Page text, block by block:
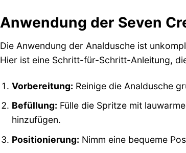
Anwendung der Seven
Die Anwendung der Analdusche ist
Hier ist eine Schritt-für-Schritt-Anleitung,
Vorbereitung: Reinige die Analdusche
Befüllung: Fülle die Spritze mit
hinzufügen.
Positionierung: Nimm eine bequeme